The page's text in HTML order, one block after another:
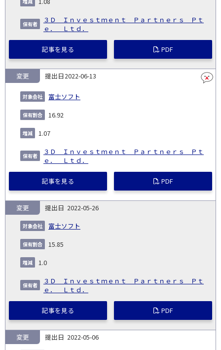
３Ｄ Ｉｎｖｅｓｔｍｅｎｔ Ｐａｒｔｎｅｒｓ Ｐｔ
ｅ． Ｌｔｄ．
記事を見る PDF
2022-06-13
富士ソフト
変更
16.92
1.07
３Ｄ Ｉｎｖｅｓｔｍｅｎｔ Ｐａｒｔｎｅｒｓ Ｐｔ
ｅ． Ｌｔｄ．
記事を見る PDF
2022-05-26
富士ソフト
変更
15.85
1.0
３Ｄ Ｉｎｖｅｓｔｍｅｎｔ Ｐａｒｔｎｅｒｓ Ｐｔ
ｅ． Ｌｔｄ．
記事を見る PDF
2022-05-06
変更